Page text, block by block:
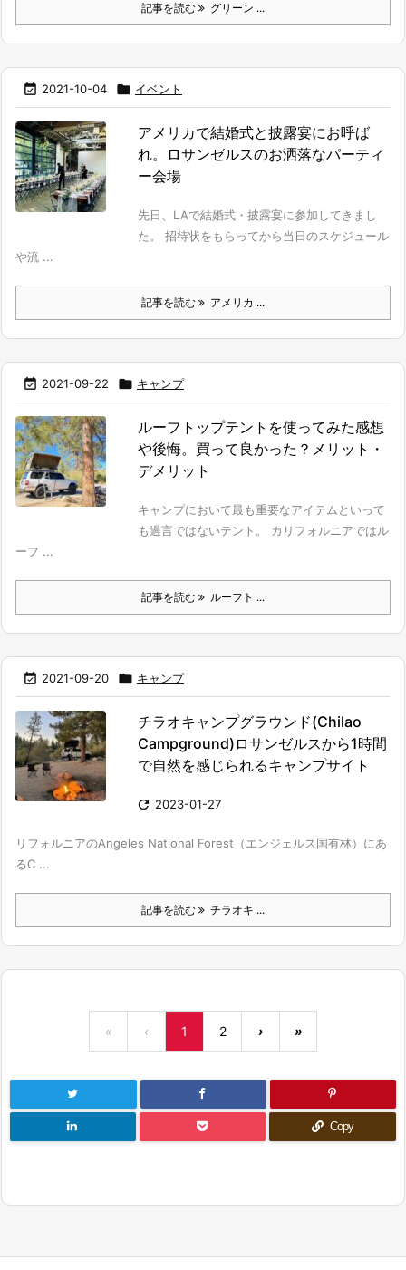
記事を読む グリーン ...
 2021-10-04  イベント
アメリカで結婚式と披露宴にお呼ば
れ。ロサンゼルスのお洒落なパーティ
ー会場
先日、LAで結婚式・披露宴に参加してきまし
た。 招待状をもらってから当日のスケジュール
や流 ...
記事を読む アメリカ ...
 2021-09-22  キャンプ
ルーフトップテントを使ってみた感想
や後悔。買って良かった？メリット・
デメリット
キャンプにおいて最も重要なアイテムといって
も過言ではないテント。 カリフォルニアではル
ーフ ...
記事を読む ルーフト ...
 2021-09-20  キャンプ
チラオキャンプグラウンド(Chilao
Campground)ロサンゼルスから1時間
で自然を感じられるキャンプサイト
 2023-01-27
リフォルニアのAngeles National Forest（エンジェルス国有林）にあ
るC ...
記事を読む チラオキ ...
« ‹ 1 2 › »
Copy